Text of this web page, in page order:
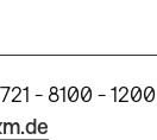
- 8100 - 1200